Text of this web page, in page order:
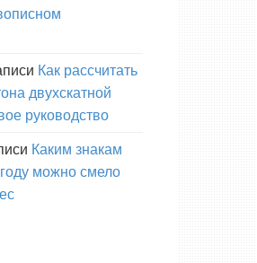
Как рассчитать
двухскатной
руководство
Каким знакам
можно смело